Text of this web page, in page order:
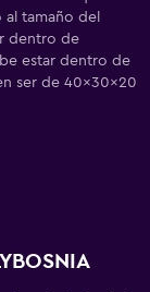
al tamaño del
dentro de
estar dentro de
ser de 40x30x20